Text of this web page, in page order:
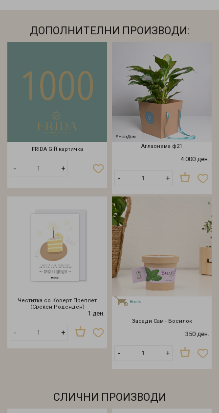
ДОПОЛНИТЕЛНИ ПРОИЗВОДИ:
FRIDA Gift картичка
- +
Додади
#НовДом
Аглaoнема ф21
4.000 ден.
- +
Честитка со Коверт Преплет
(Среќен Роденден)
1 ден.
- +
Roots
Засади Сам - Босилок
350 ден.
- +
СЛИЧНИ ПРОИЗВОДИ